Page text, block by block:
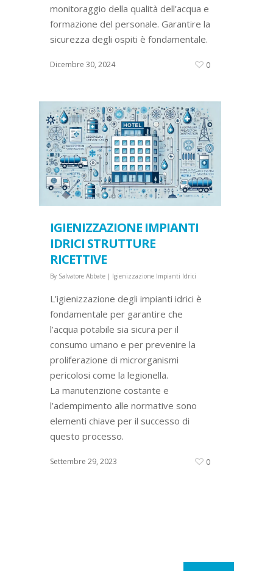
monitoraggio della qualità dell’acqua e
formazione del personale. Garantire la
sicurezza degli ospiti è fondamentale.
Dicembre 30, 2024 0
IGIENIZZAZIONE IMPIANTI
IDRICI STRUTTURE
RICETTIVE
By Salvatore Abbate | Igienizzazione Impianti Idrici
L’igienizzazione degli impianti idrici è
fondamentale per garantire che
l’acqua potabile sia sicura per il
consumo umano e per prevenire la
proliferazione di microrganismi
pericolosi come la legionella.
La manutenzione costante e
l’adempimento alle normative sono
elementi chiave per il successo di
questo processo.
Settembre 29, 2023 0